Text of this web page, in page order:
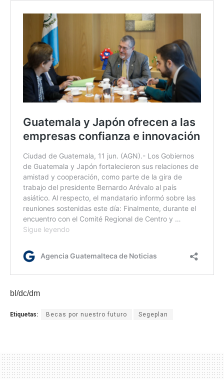
bl/dc/dm
Etiquetas: Becas por nuestro futuro Segeplan